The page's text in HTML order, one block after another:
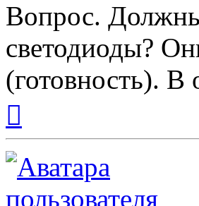
Вопрос.
светодиоды?
(готовность).
началу